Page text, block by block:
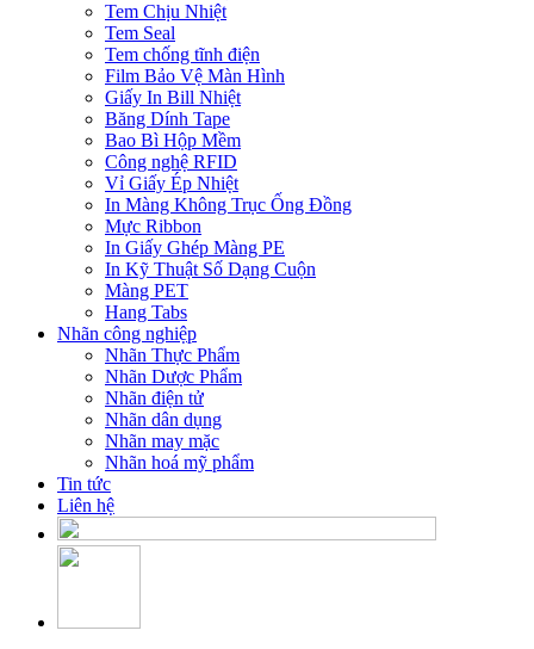
Tem Chịu Nhiệt
Tem Seal
Tem chống tĩnh điện
Film Bảo Vệ Màn Hình
Giấy In Bill Nhiệt
Băng Dính Tape
Bao Bì Hộp Mềm
Công nghệ RFID
Vỉ Giấy Ép Nhiệt
In Màng Không Trục Ống Đồng
Mực Ribbon
In Giấy Ghép Màng PE
In Kỹ Thuật Số Dạng Cuộn
Màng PET
Hang Tabs
Nhãn công nghiệp
Nhãn Thực Phẩm
Nhãn Dược Phẩm
Nhãn điện tử
Nhãn dân dụng
Nhãn may mặc
Nhãn hoá mỹ phẩm
Tin tức
Liên hệ